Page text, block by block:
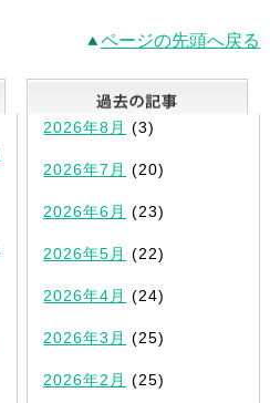
ページの先頭へ戻る
最新記事一覧
2026年8月 (3)
2026年7月 (20)
2026年6月 (23)
2026年5月 (22)
2026年4月 (24)
2026年3月 (25)
2026年2月 (25)